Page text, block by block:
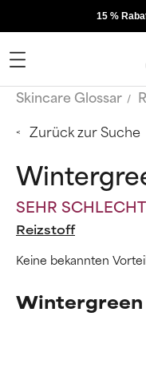
15 %
Skincare Glossar
Zurück zur Suche
SEHR SCHLECHT
Reizstoff
Keine bekannten
Wintergreen